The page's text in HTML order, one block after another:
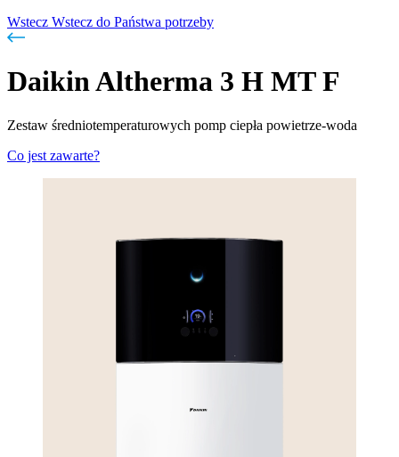
Wstecz Wstecz do Państwa potrzeby
Daikin Altherma 3 H MT F
Zestaw średniotemperaturowych pomp ciepła powietrze-woda
Co jest zawarte?